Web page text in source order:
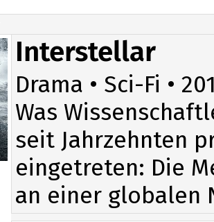
Interstellar
Drama • Sci-Fi •
Was
seit Jahrzehnten
eingetreten: Die
an einer globalen